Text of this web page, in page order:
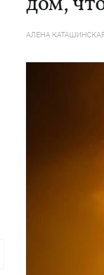
АЛЕНА